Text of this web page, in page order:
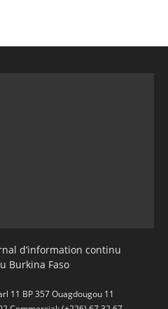
d’information continu
Burkina Faso
11 BP 357 Ouagdougou 11